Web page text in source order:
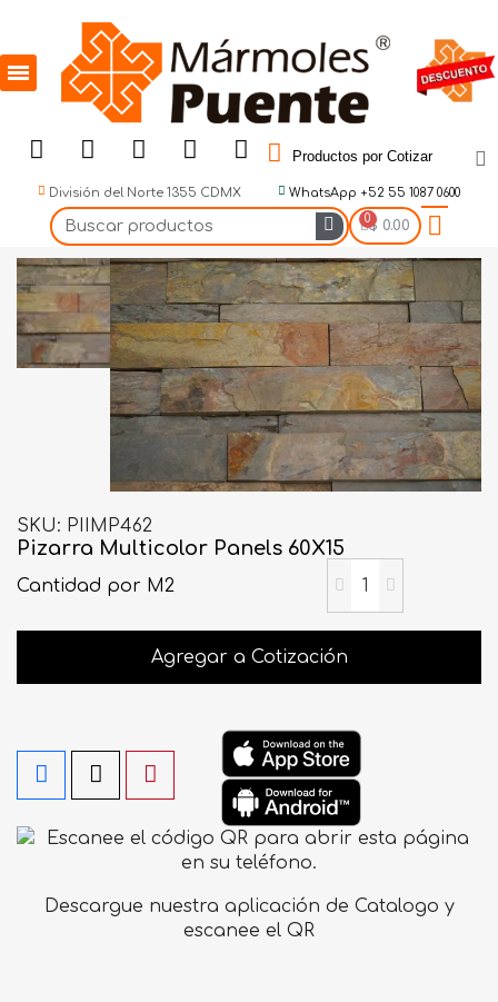
Productos por Cotizar
División del Norte 1355 CDMX WhatsApp +52 55 1087 0600
$ 0.00
SKU PIIMP462
Pizarra Multicolor Panels 60X15
Cantidad por M2
Agregar a Cotización
Descargue nuestra aplicación de Catalogo y
escanee el QR